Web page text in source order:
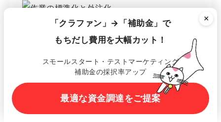
×
「クラファン」→「補助金」で
もちだし費用を大幅カット！
スモールスタート・テストマーケティング
補助金の採択率アップ
最適な資金調達をご提案
リターンの履行は、 できる限り「誰でも対応で
作業が属人化していると、少しの遅れや人手不
足で全体が止まってしまいます。